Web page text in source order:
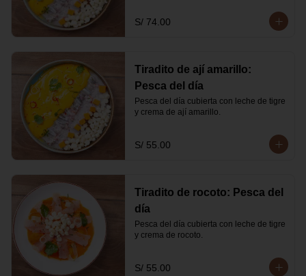
S/ 74.00
Tiradito de ají amarillo:
Pesca del día
Pesca del día cubierta con leche de tigre
y crema de ají amarillo.
S/ 55.00
Tiradito de rocoto: Pesca del
día
Pesca del día cubierta con leche de tigre
y crema de rocoto.
S/ 55.00